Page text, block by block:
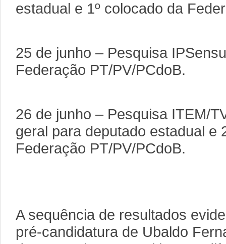
estadual e 1º colocado da
25 de junho – Pesquisa
Federação PT/PV/PCdoB.
26 de junho – Pesquisa ITEM/
geral para deputado estadual e
Federação PT/PV/PCdoB.
A sequência de resultados
pré-candidatura de Ubaldo